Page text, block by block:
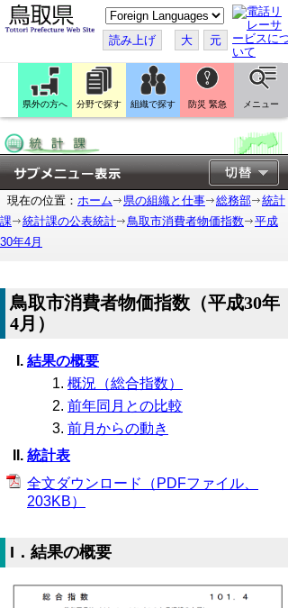
こ
の
ペ
ー
ジ
翻
訳
す
読み上げ 大 元
県外の方へ 分野で探す 組織で探す 防災 緊急 メニュー
現在の位置： ホーム 県の組織と仕事 総務部
統計
課
統計課の公表統計 鳥取市消費者物価指数
平成
30年4月
鳥取市消費者物価指数（平成30年
4月）
結果の概要
概況（総合指数）
前年同月との比較
前月からの動き
統計表
全文ダウンロード（PDFファイル、
203KB）
I．結果の概要